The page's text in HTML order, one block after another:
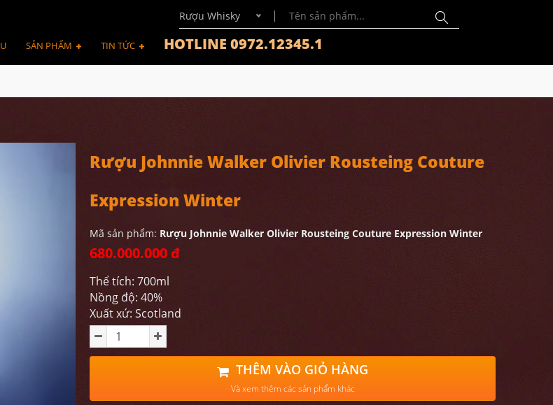
Rượu Whisky
SẢN PHẨM TIN TỨC HOTLINE 0972.12345.1
Rượu Johnnie Walker Olivier Rousteing Couture
Expression Winter
Mã sản phẩm: Rượu Johnnie Walker Olivier Rousteing Couture Expression Winter
680.000.000 đ
Thể tích: 700ml
Nồng độ: 40%
Xuất xứ: Scotland
THÊM VÀO GIỎ HÀNG
Và xem thêm các sản phẩm khác